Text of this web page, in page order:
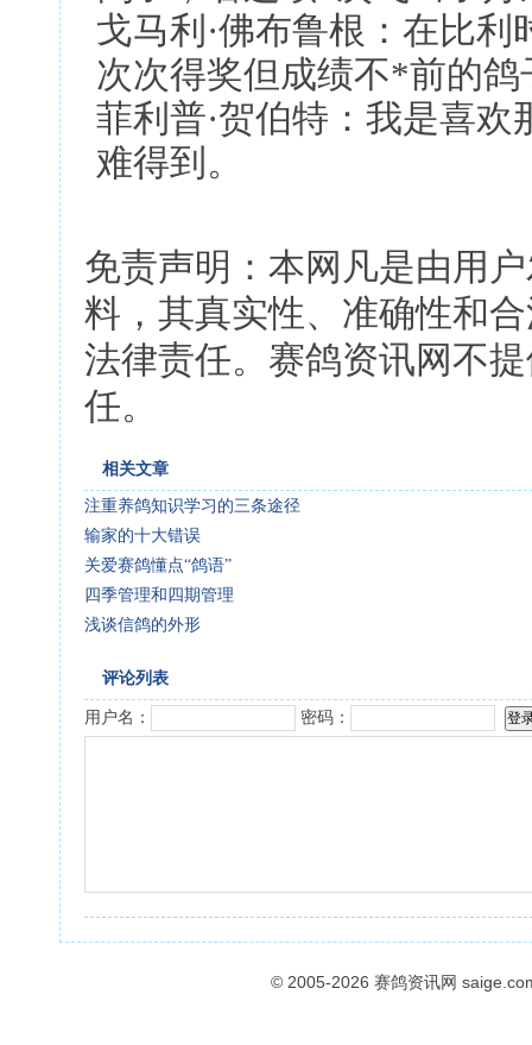
戈马利·佛布鲁根：在比
次次得奖但成绩不*前的
菲利普·贺伯特：我是喜
难得到。
免责声明：本网凡是由用
料，其真实性、准确性和
法律责任。赛鸽资讯网不
任。
相关文章
注重养鸽知识学习的三条途径
输家的十大错误
关爱赛鸽懂点“鸽语”
四季管理和四期管理
浅谈信鸽的外形
评论列表
用户名： 密码：
© 2005-2026 赛鸽资讯网